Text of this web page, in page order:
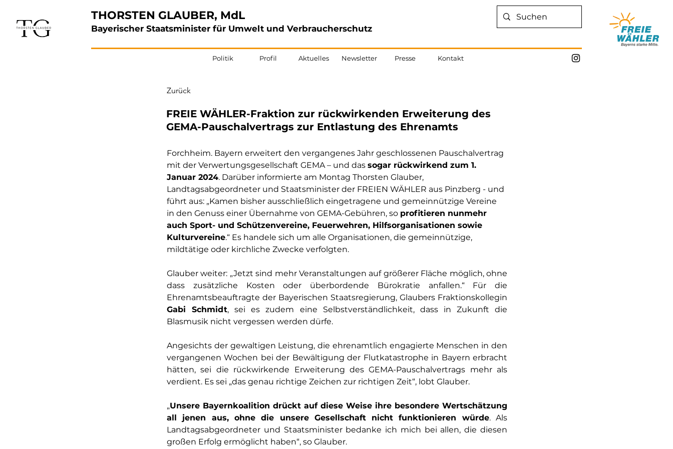
THORSTEN GLAUBER, MdL
Bayerischer Staatsminister für Umwelt und Verbraucherschutz
Politik Profil Aktuelles Newsletter Presse Kontakt
Zurück
FREIE WÄHLER-Fraktion zur rückwirkenden Erweiterung des
GEMA-Pauschalvertrags zur Entlastung des Ehrenamts
Forchheim. Bayern erweitert den vergangenes Jahr geschlossenen Pauschalvertrag
mit der Verwertungsgesellschaft GEMA – und das sogar rückwirkend zum 1.
Januar 2024. Darüber informierte am Montag Thorsten Glauber,
Landtagsabgeordneter und Staatsminister der FREIEN WÄHLER aus Pinzberg - und
führt aus: „Kamen bisher ausschließlich eingetragene und gemeinnützige Vereine
in den Genuss einer Übernahme von GEMA-Gebühren, so profitieren nunmehr
auch Sport- und Schützenvereine, Feuerwehren, Hilfsorganisationen sowie
Kulturvereine.“ Es handele sich um alle Organisationen, die gemeinnützige,
mildtätige oder kirchliche Zwecke verfolgten.
Glauber weiter: „Jetzt sind mehr Veranstaltungen auf größerer Fläche möglich, ohne
dass zusätzliche Kosten oder überbordende Bürokratie anfallen.“ Für die
Gabi Schmidt, sei es zudem eine Selbstverständlichkeit, dass in Zukunft die
Blasmusik nicht vergessen werden dürfe.
Angesichts der gewaltigen Leistung, die ehrenamtlich engagierte Menschen in den
vergangenen Wochen bei der Bewältigung der Flutkatastrophe in Bayern erbracht
hätten, sei die rückwirkende Erweiterung des GEMA-Pauschalvertrags mehr als
verdient. Es sei „das genau richtige Zeichen zur richtigen Zeit“, lobt Glauber.
„Unsere Bayernkoalition drückt auf diese Weise ihre besondere Wertschätzung
all jenen aus, ohne die unsere Gesellschaft nicht funktionieren würde. Als
Landtagsabgeordneter und Staatsminister bedanke ich mich bei allen, die diesen
großen Erfolg ermöglicht haben“, so Glauber.